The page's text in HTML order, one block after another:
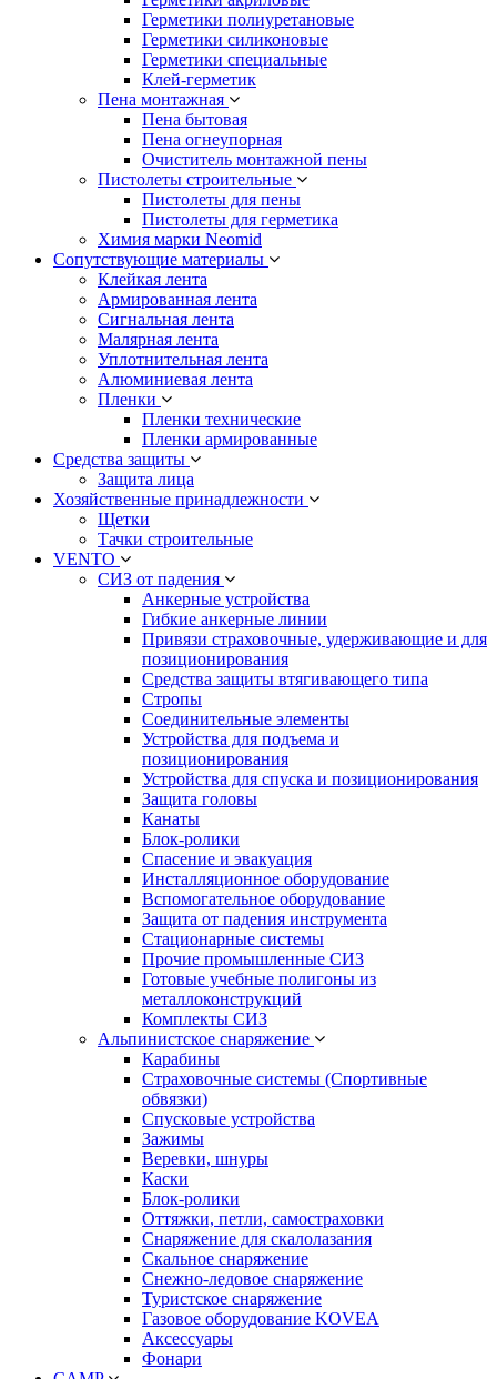
Герметики полиуретановые
Герметики силиконовые
Герметики специальные
Клей-герметик
Пена монтажная
Пена бытовая
Пена огнеупорная
Очиститель монтажной пены
Пистолеты строительные
Пистолеты для пены
Пистолеты для герметика
Химия марки Neomid
Сопутствующие материалы
Клейкая лента
Армированная лента
Сигнальная лента
Малярная лента
Уплотнительная лента
Алюминиевая лента
Пленки
Пленки технические
Пленки армированные
Средства защиты
Защита лица
Хозяйственные принадлежности
Щетки
Тачки строительные
VENTO
СИЗ от падения
Анкерные устройства
Гибкие анкерные линии
Привязи страховочные, удерживающие и для
позиционирования
Средства защиты втягивающего типа
Стропы
Соединительные элементы
Устройства для подъема и
позиционирования
Устройства для спуска и позиционирования
Защита головы
Канаты
Блок-ролики
Спасение и эвакуация
Инсталляционное оборудование
Вспомогательное оборудование
Защита от падения инструмента
Стационарные системы
Прочие промышленные СИЗ
Готовые учебные полигоны из
металлоконструкций
Комплекты СИЗ
Альпинистское снаряжение
Карабины
Страховочные системы (Спортивные
обвязки)
Спусковые устройства
Зажимы
Веревки, шнуры
Каски
Блок-ролики
Оттяжки, петли, самостраховки
Снаряжение для скалолазания
Скальное снаряжение
Снежно-ледовое снаряжение
Туристское снаряжение
Газовое оборудование KOVEA
Аксессуары
Фонари